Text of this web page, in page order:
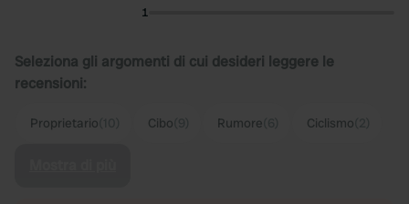
1
Seleziona gli argomenti di cui desideri leggere le
recensioni:
Proprietario Cibo Rumore Ciclismo